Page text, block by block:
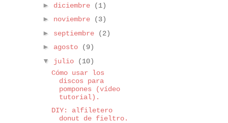
► diciembre
(1)
► noviembre
(3)
► septiembre
(2)
► agosto
(9)
▼ julio
(10)
Cómo usar los
discos para
pompones (vídeo
tutorial).
DIY: alfiletero
donut de fieltro.